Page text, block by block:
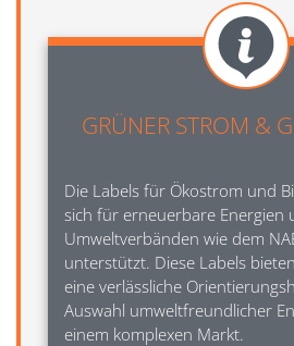
GRÜNER STROM &
Die Labels für Ökostrom und
sich für erneuerbare Energien
Umweltverbänden wie dem
unterstützt. Diese Labels
eine verlässliche
Auswahl umweltfreundlicher
einem komplexen Markt.